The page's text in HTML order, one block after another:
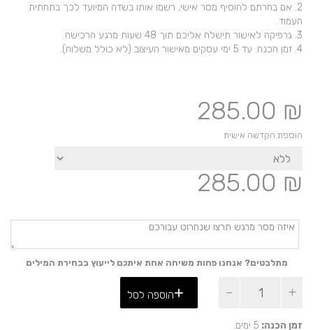
2. אם בחרתם להוסיף מסר אישי, רשמו אותו בשדה המיועד לכך בתחתית
העמוד.
3. גרפיקה לאישור תישלח אליכם תוך 48 שעות מרגע הרכישה.
4. זמן הכנה: עד 5 ימי עסקים מאישור העיצוב (לא כולל משלוח).
285.00 ₪
הוספת הקדשה אישית
285.00 ₪
מתלבטים? אנחנו פחות משיחה אחת איתכם לייעוץ בבחירת המילים
של
חול
הוספה לסל
זמן הכנה: 5 ימים.